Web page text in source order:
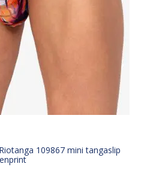
109867 mini tangaslip